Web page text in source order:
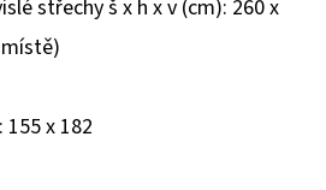
střechy š x h x v (cm): 260 x
x 182